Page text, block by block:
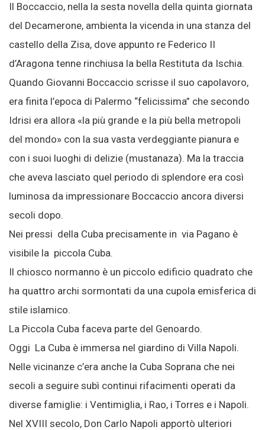
Il Boccaccio, nella la sesta novella della quinta giornata
del Decamerone, ambienta la vicenda in una stanza del
castello della Zisa, dove appunto re Federico II
d’Aragona tenne rinchiusa la bella Restituta da Ischia.
Quando Giovanni Boccaccio scrisse il suo capolavoro,
era finita l’epoca di Palermo “felicissima” che secondo
Idrisi era allora «la più grande e la più bella metropoli
del mondo» con la sua vasta verdeggiante pianura e
con i suoi luoghi di delizie (mustanaza). Ma la traccia
che aveva lasciato quel periodo di splendore era così
luminosa da impressionare Boccaccio ancora diversi
secoli dopo.
Nei pressi della Cuba precisamente in via Pagano è
visibile la piccola Cuba.
Il chiosco normanno è un piccolo edificio quadrato che
ha quattro archi sormontati da una cupola emisferica di
stile islamico.
La Piccola Cuba faceva parte del Genoardo.
Oggi La Cuba è immersa nel giardino di Villa Napoli.
Nelle vicinanze c’era anche la Cuba Soprana che nei
secoli a seguire subì continui rifacimenti operati da
diverse famiglie: i Ventimiglia, i Rao, i Torres e i Napoli.
Nel XVIII secolo, Don Carlo Napoli apportò ulteriori